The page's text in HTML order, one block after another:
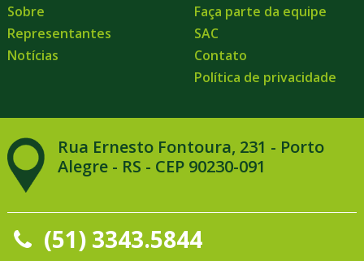
Sobre
Representantes
Notícias
Faça parte da equipe
SAC
Contato
Política de privacidade
Rua Ernesto Fontoura, 231 - Porto
Alegre - RS - CEP 90230-091
(51) 3343.5844